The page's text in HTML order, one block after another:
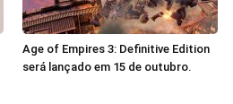
Age of Empires 3: Definitive Edition
será lançado em 15 de outubro.